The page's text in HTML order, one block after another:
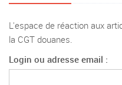
L'espace de réaction aux
la CGT douanes.
Login ou adresse email :